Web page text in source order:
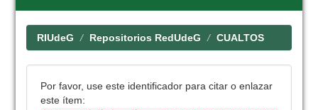
RIUdeG Repositorios RedUdeG CUALTOS
Por favor, use este identificador para citar o enlazar
este ítem: